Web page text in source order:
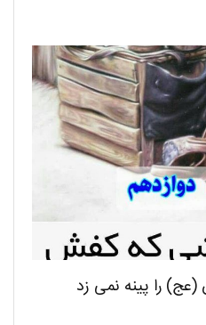
را پینه نمی زد